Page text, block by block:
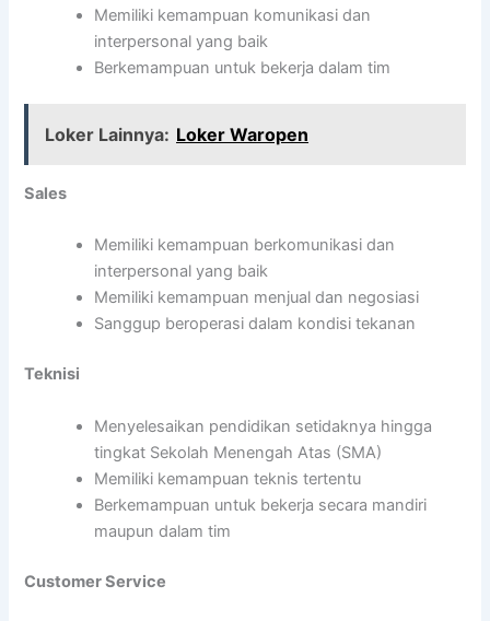
Memiliki kemampuan komunikasi dan
interpersonal yang baik
Berkemampuan untuk bekerja dalam tim
Loker Lainnya: Loker Waropen
Sales
Memiliki kemampuan berkomunikasi dan
interpersonal yang baik
Memiliki kemampuan menjual dan negosiasi
Sanggup beroperasi dalam kondisi tekanan
Teknisi
Menyelesaikan pendidikan setidaknya hingga
tingkat Sekolah Menengah Atas (SMA)
Memiliki kemampuan teknis tertentu
Berkemampuan untuk bekerja secara mandiri
maupun dalam tim
Customer Service